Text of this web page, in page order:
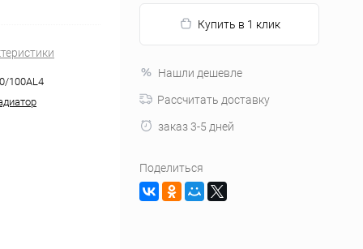
100AL4
Купить в 1 клик
Нашли дешевле
Рассчитать доставку
заказ 3-5 дней
Поделиться